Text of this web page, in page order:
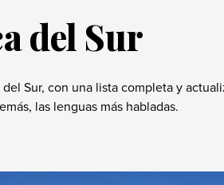
del Sur
Sur, con una lista completa y
las lenguas más habladas.